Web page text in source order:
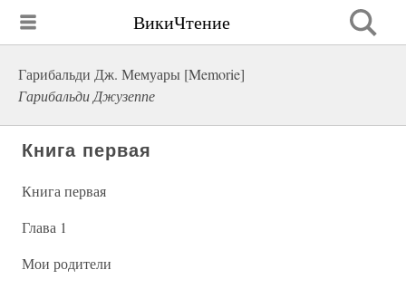
ВикиЧтение
Гарибальди Дж. Мемуары [Memorie]
Гарибальди Джузеппе
Книга первая
Книга первая
Глава 1
Мои родители